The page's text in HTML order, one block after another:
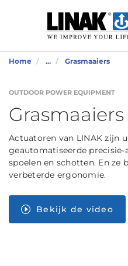
Home ... Grasmaaiers
OUTDOOR POWER EQUIPMENT
Grasmaaiers
Actuatoren van LINAK zijn
geautomatiseerde precisie-
spoelen en schotten. En ze
verbeterde ergonomie.
Bekijk de video